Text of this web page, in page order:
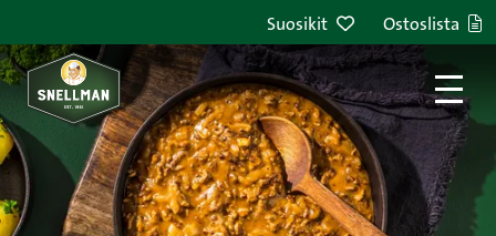
Suosikit Ostoslista